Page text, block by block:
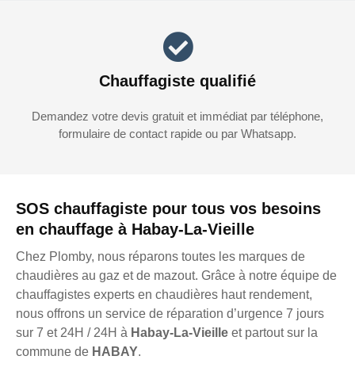
SOS chauffagiste pour tous vos besoins
en chauffage à Habay-La-Vieille
Chez Plomby, nous réparons toutes les marques de
chaudières au gaz et de mazout. Grâce à notre équipe de
chauffagistes experts en chaudières haut rendement,
nous offrons un service de réparation d’urgence 7 jours
sur 7 et 24H / 24H à Habay-La-Vieille et partout sur la
commune de HABAY.
Chauffagiste qualifié
Demandez votre devis gratuit et immédiat par téléphone,
formulaire de contact rapide ou par Whatsapp.